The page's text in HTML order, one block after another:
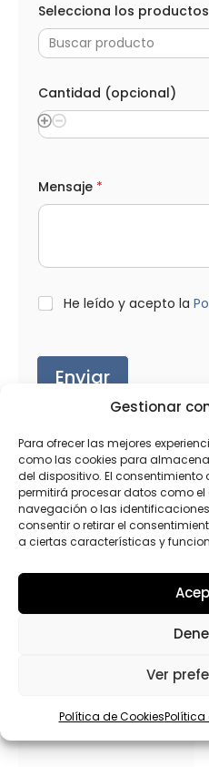
Gestionar
Para ofrecer las mejores
como las cookies para
del dispositivo. El
permitirá procesar datos como
navegación o las
consentir o retirar el
a ciertas características y
Ver
Política de CookiesPolítica
m
b
e
e
é
f
o
e
c
o
Selecciona los productos
Buscar producto
Cantidad (opcional)
Mensaje *
L
O
*
He leído y acepto la
Enviar
Productos